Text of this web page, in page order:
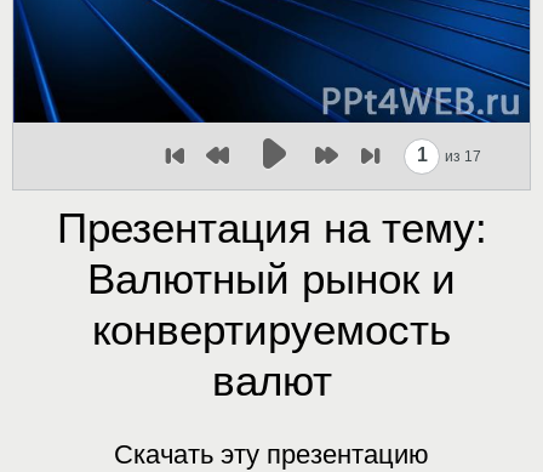
1 из 17
Презентация на тему:
Валютный рынок и
конвертируемость
валют
Скачать эту презентацию